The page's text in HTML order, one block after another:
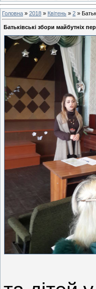
Головна » 2018 » Квітень » 2 »
Батьківські збори майбутніх